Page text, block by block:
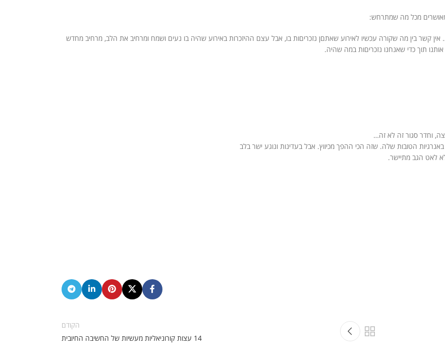
מאושרים מכל מה שמתרחש:
קשר בין מה שקורה עכשיו לאירוע שאתםן נזכריםות בו, אבל עצם ההיזכרות באירוע שהיה בו נעים ושמח ומרחיב את הלב, מרחיב מחדש
תוך כדי שאנחנו נזכריםות במה שהיה.
וחדר סגור זה לא זה…
הטובות שלה. שזה הכי ההפך מכיווץ. אבל בעדינות ונוגע ישר בלב
לאט הגב מתיישר.
הקודם
14 עצות קורוניאליות מעשיות של החשיבה החיובית